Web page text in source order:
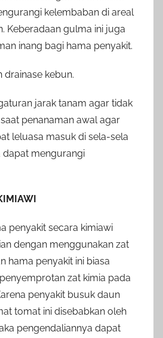
kelembaban di areal
Keberadaan gulma ini juga
inang bagi hama penyakit.
drainase kebun.
jarak tanam agar tidak
penanaman awal agar
leluasa masuk di sela-sela
dapat mengurangi
penyakit secara kimiawi
dengan menggunakan zat
hama penyakit ini biasa
zat kimia pada
penyakit busuk daun
tomat ini disebabkan oleh
pengendaliannya dapat